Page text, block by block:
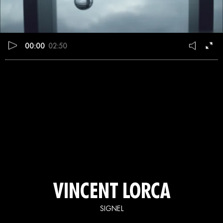
00:00 02:50
VINCENT LORCA
SIGNEL